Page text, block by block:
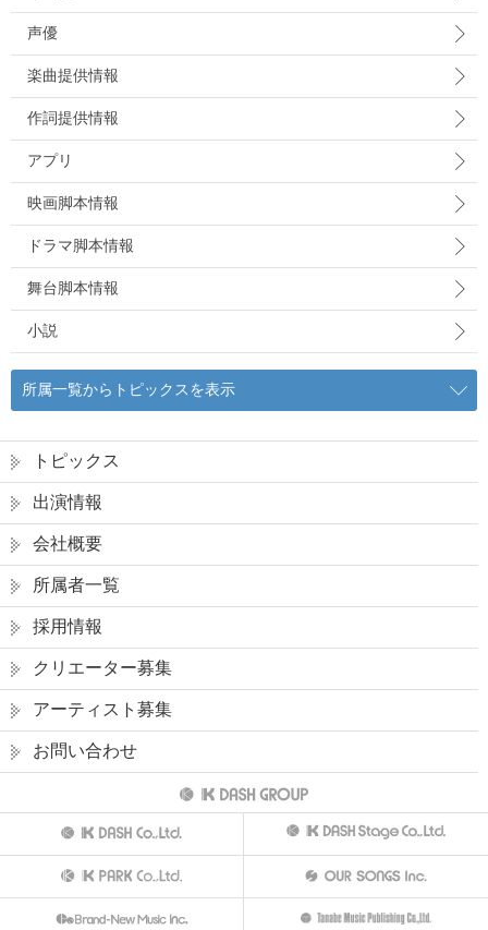
声優
楽曲提供情報
作詞提供情報
アプリ
映画脚本情報
ドラマ脚本情報
舞台脚本情報
小説
所属一覧からトピックスを表示
トピックス
出演情報
会社概要
所属者一覧
採用情報
クリエーター募集
アーティスト募集
お問い合わせ